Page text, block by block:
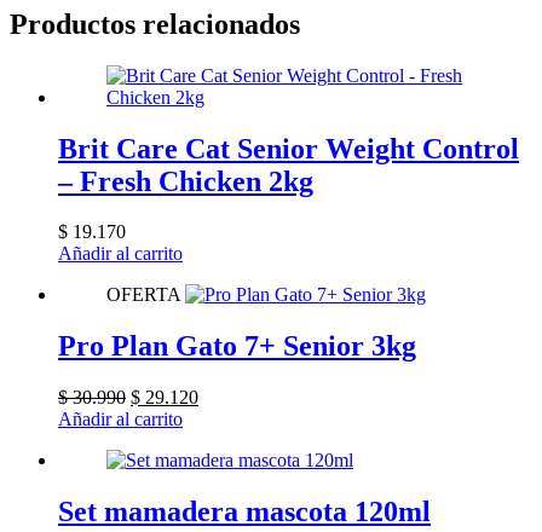
Productos relacionados
Brit Care Cat Senior Weight Control
– Fresh Chicken 2kg
$ 19.170
Añadir al carrito
OFERTA
Pro Plan Gato 7+ Senior 3kg
$30.990 El
precio
era:
$ 29.120El
es:
Añadir al carrito
Set mamadera mascota 120ml